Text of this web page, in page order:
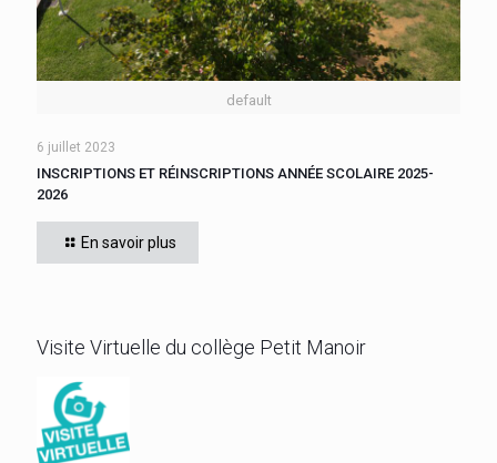
default
6 juillet 2023
INSCRIPTIONS ET RÉINSCRIPTIONS ANNÉE SCOLAIRE 2025-
2026
En savoir plus
Visite Virtuelle du collège Petit Manoir